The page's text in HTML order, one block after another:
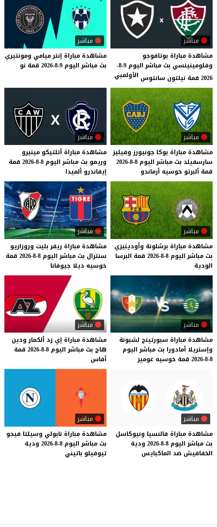
مباشر
مشاهدة مباراة بوتافوجو
وفلومينينسي بث مباشر اليوم 9-8-
2026 قمة نيلتون سانتوس
الأولمبي
مباشر
مشاهدة مباراة إنترميامي ومونتيري
بث مباشر اليوم 9-8-2026 قمة نو
مباشر
مشاهدة مباراة بوكا جونيورز وفيليز
سارسفيلد بث مباشر اليوم 8-8-2026
قمة ألبرتو خوسيه أرماندو
مباشر
مشاهدة مباراة أتلتيكو مينيرو
وريمو بث مباشر اليوم 8-8-2026
قمة
إيفاندرو ألميدا
مباشر
مشاهدة مباراة برشلونة وأودينيزي
بث مباشر اليوم 8-8-2026 قمة البرسا
الودية
مباشر
مشاهدة مباراة ريفر بليت وروزاريو
سنترال بث مباشر اليوم 8-8-2026
قمة
خوسيه ديلا جيوفانا
مباشر
مشاهدة مباراة سبورتينج لشبونة
وإستريلا أمادورا بث مباشر اليوم
8-8-2026
قمة خوسيه غوميز
مباشر
مشاهدة مباراة إي زد ألكمار ودين
هاج بث مباشر اليوم 8-8-2026
قمة
أفاس
مباشر
مشاهدة مباراة فالنسيا ونيوكاسل
بث مباشر اليوم 8-8-2026
ودية
الخفافيش ضد الماكبايس
مباشر
مشاهدة مباراة نابولي وسيلتا فيجو
بث مباشر اليوم 8-8-2026
ودية
تيوفيلو باتيني